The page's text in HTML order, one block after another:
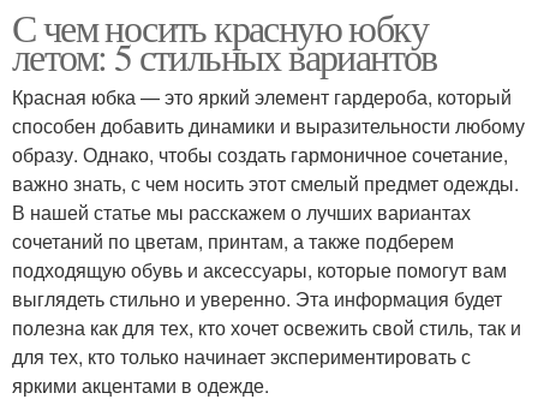
С чем носить красную юбку
летом: 5 стильных вариантов
Красная юбка — это яркий элемент гардероба, который
способен добавить динамики и выразительности любому
образу. Однако, чтобы создать гармоничное сочетание,
важно знать, с чем носить этот смелый предмет одежды.
В нашей статье мы расскажем о лучших вариантах
сочетаний по цветам, принтам, а также подберем
подходящую обувь и аксессуары, которые помогут вам
выглядеть стильно и уверенно. Эта информация будет
полезна как для тех, кто хочет освежить свой стиль, так и
для тех, кто только начинает экспериментировать с
яркими акцентами в одежде.